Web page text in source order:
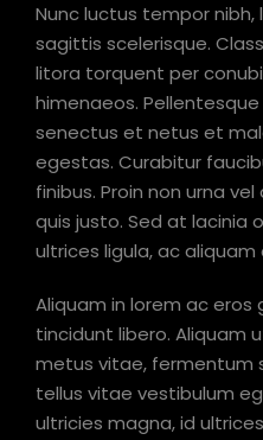
Nunc luctus tempor nibh,
sagittis scelerisque.
litora torquent per
himenaeos.
senectus et netus et
egestas. Curabitur
finibus. Proin non urna
quis justo. Sed at lacinia
ultrices ligula, ac
Aliquam in lorem ac
tincidunt libero. Aliquam
metus vitae, fermentum
tellus vitae vestibulum
ultricies magna, id